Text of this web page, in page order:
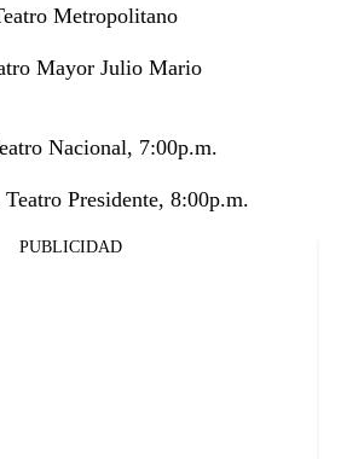
Metropolitano
Mayor Julio Mario
Nacional, 7:00p.m.
Presidente, 8:00p.m.
PUBLICIDAD